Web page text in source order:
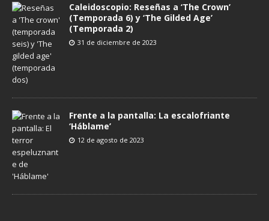
Caleidoscopio: Reseñas a ‘The Crown’
(Temporada 6) y ‘The Gilded Age’
(Temporada 2)
31 de diciembre de 2023
Frente a la pantalla: La escalofriante
‘Háblame’
12 de agosto de 2023